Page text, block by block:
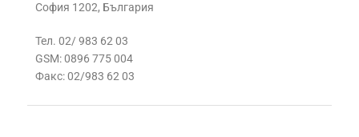
София 1202, България
Тел. 02/ 983 62 03
GSM: 0896 775 004
Факс: 02/983 62 03